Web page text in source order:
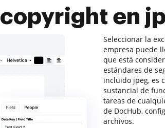
copyright en
Seleccionar la
empresa puede
que está
estándares de
incluido jpeg, es
sustancial de
tareas de
de DocHub,
archivos.